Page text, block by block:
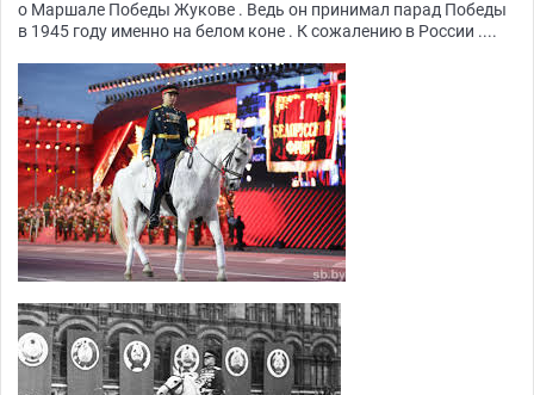
о Маршале Победы Жукове . Ведь он принимал парад Победы
в 1945 году именно на белом коне . К сожалению в России ....